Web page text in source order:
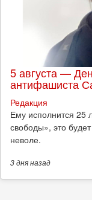
5 августа —
антифашиста
Редакция
Ему исполнится 25
свободы», это
неволе.
3 дняназад